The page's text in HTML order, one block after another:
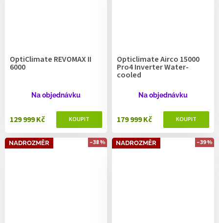
OptiClimate REVOMAX II
6000
Na objednávku
129 999 Kč
Opticlimate Airco 15000
Pro4 Inverter Water-
cooled
Na objednávku
179 999 Kč
NADROZMĚR –38 % NADROZMĚR –39 %